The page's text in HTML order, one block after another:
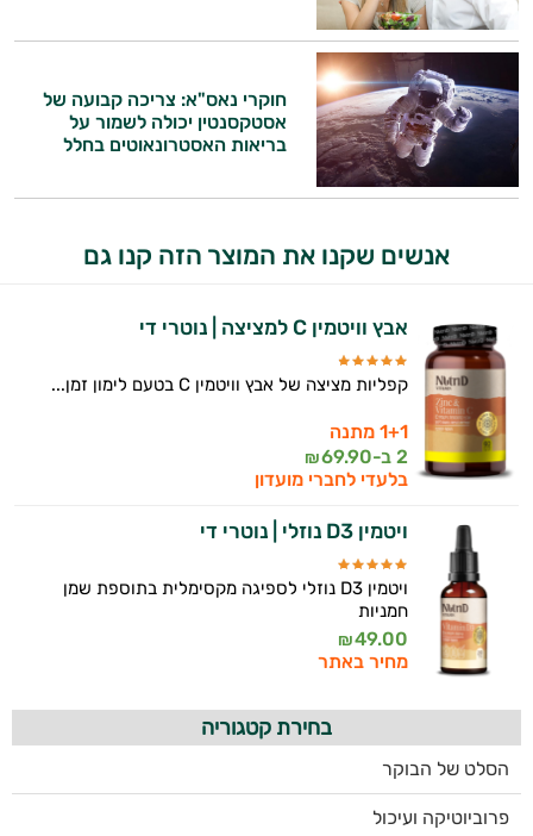
חוקרי נאס"א: צריכה קבועה של
אסטקסנטין יכולה לשמור על
בריאות האסטרונאוטים בחלל
אנשים שקנו את המוצר הזה קנו גם
אבץ וויטמין C למציצה | נוטרי די
קפליות מציצה של אבץ וויטמין C בטעם לימון זמן...
1+1 מתנה
2 ב-
69.90
₪
בלעדי לחברי מועדון
ויטמין D3 נוזלי | נוטרי די
ויטמין D3 נוזלי לספיגה מקסימלית בתוספת שמן
חמניות
49.00
₪
מחיר באתר
בחירת קטגוריה
הסלט של הבוקר
פרוביוטיקה ועיכול
עובדים יחד כדי למקסם תוצאות גם בחיי היום
יום וגם בתחום הכושר והספורט.
המטרה שלי היא להתאים עבורך המלצות
אישיות מבוססות מדעית.
זה הזמן להתחיל. איך אוכל לעזור?